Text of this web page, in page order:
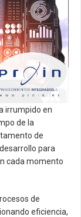
irrumpido en
de la
de
para
cada momento
de
eficiencia,